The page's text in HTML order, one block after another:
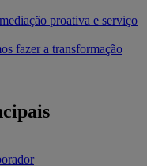
proativa e serviço
fazer a transformação